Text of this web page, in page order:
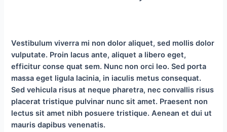
Vestibulum viverra mi non dolor aliquet, sed mollis dolor
vulputate. Proin lacus ante, aliquet a libero eget,
efficitur conse quat sem. Nunc non orci leo. Sed porta
massa eget ligula lacinia, in iaculis metus consequat.
Sed vehicula risus at neque pharetra, nec convallis risus
placerat tristique pulvinar nunc sit amet. Praesent non
lectus sit amet nibh posuere tristique. Aenean et dui ut
mauris dapibus venenatis.